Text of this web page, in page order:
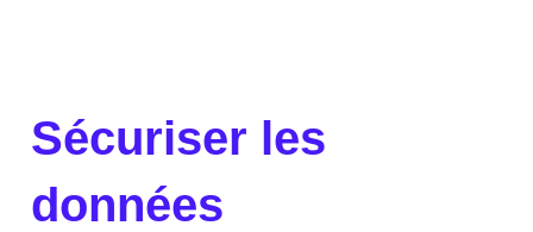
Sécuriser les
données